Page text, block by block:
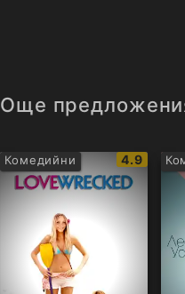
Още
Комедийни
IMDb
рейтинг:
4.9